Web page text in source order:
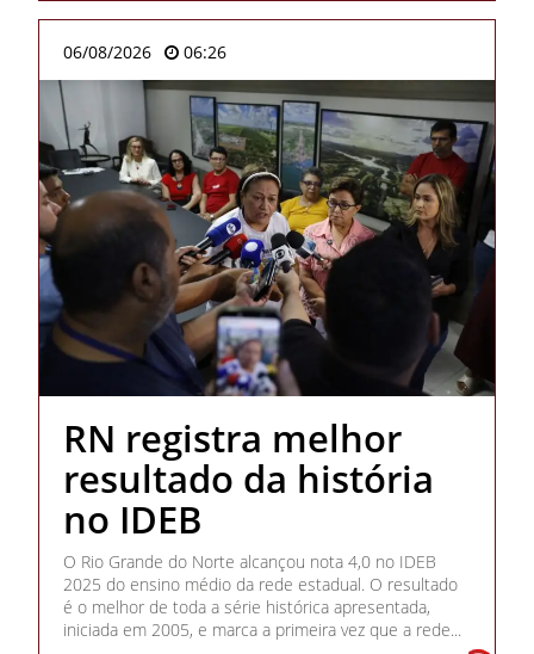
06/08/2026 06:26
RN registra melhor
resultado da história
no IDEB
O Rio Grande do Norte alcançou nota 4,0 no IDEB
2025 do ensino médio da rede estadual. O resultado
é o melhor de toda a série histórica apresentada,
iniciada em 2005, e marca a primeira vez que a rede...